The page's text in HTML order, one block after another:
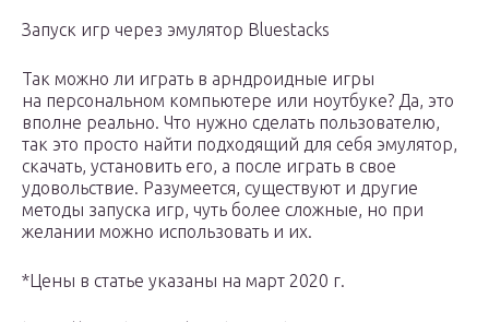
Запуск игр через эмулятор Bluestacks
Так можно ли играть в арндроидные игры
на персональном компьютере или ноутбуке? Да, это
вполне реально. Что нужно сделать пользователю,
так это просто найти подходящий для себя эмулятор,
скачать, установить его, а после играть в свое
удовольствие. Разумеется, существуют и другие
методы запуска игр, чуть более сложные, но при
желании можно использовать и их.
*Цены в статье указаны на март 2020 г.